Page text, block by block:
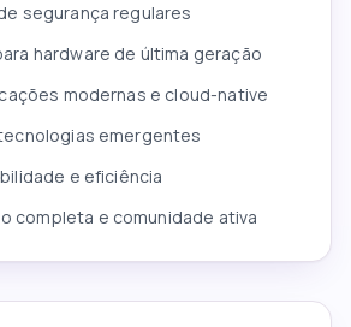
segurança regulares
hardware de última geração
modernas e cloud-native
emergentes
e eficiência
completa e comunidade ativa